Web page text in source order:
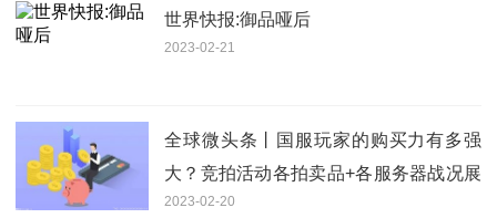
世界快报:御品哑后
2023-02-21
全球微头条丨国服玩家的购买力有多强
大？竞拍活动各拍卖品+各服务器战况展
示
2023-02-20